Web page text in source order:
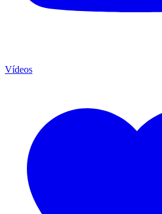
Vídeos